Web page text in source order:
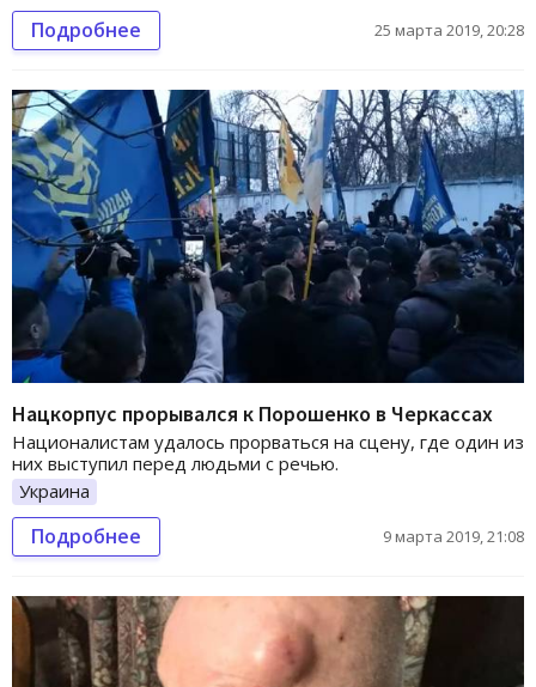
Подробнее 25 марта 2019, 20:28
Нацкорпус прорывался к Порошенко в Черкассах
Националистам удалось прорваться на сцену, где один из
них выступил перед людьми с речью.
Украина
Подробнее 9 марта 2019, 21:08